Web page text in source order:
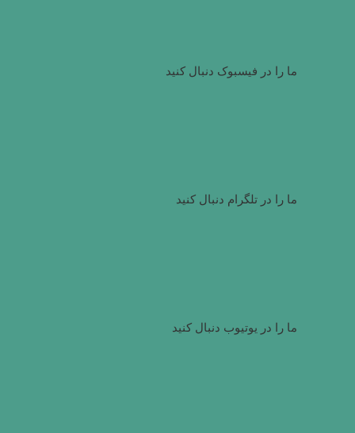
ما را در فیسبوک دنبال کنید
ما را در تلگرام دنبال کنید
ما را در یوتیوب دنبال کنید